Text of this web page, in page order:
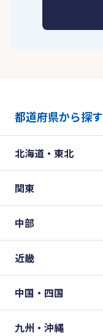
都道府県から探す
北海道・東北
関東
中部
近畿
中国・四国
九州・沖縄